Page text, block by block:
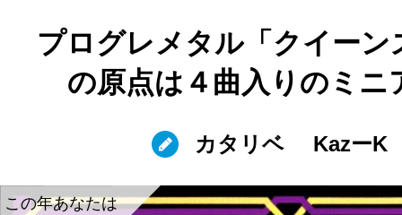
プログレメタル「クイーン
の原点は４曲入りのミニ
カタリベ KazーK
この年あなたは